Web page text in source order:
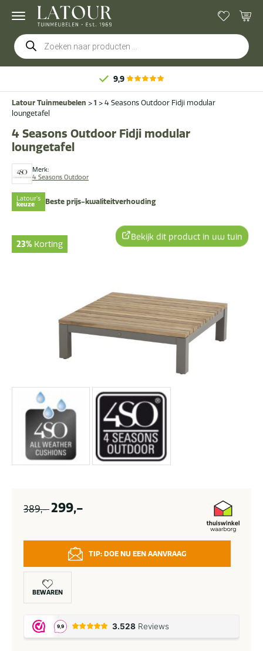
Producten
zoeken
9,9
Latour Tuinmeubelen > 1 > 4 Seasons Outdoor Fidji modular
loungetafel
Merk:
4 Seasons Outdoor
4 Seasons Outdoor Fidji modular
loungetafel
Latour's
keuze Beste prijs-kwaliteitverhouding
23% Korting
Bekijk dit product in uw tuin
389,- 299,-
TIP: DOE NU EEN AANVRAAG
BEWAREN